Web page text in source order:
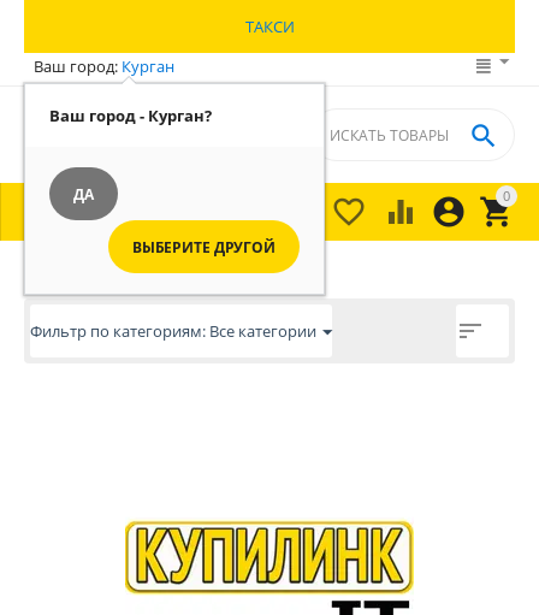
ТАКСИ
Ваш город: Курган
Ваш город - Курган?
ДА
ВЫБЕРИТЕ ДРУГОЙ
0


 

 МЕНЮ

Фильтр по категориям: Все категории